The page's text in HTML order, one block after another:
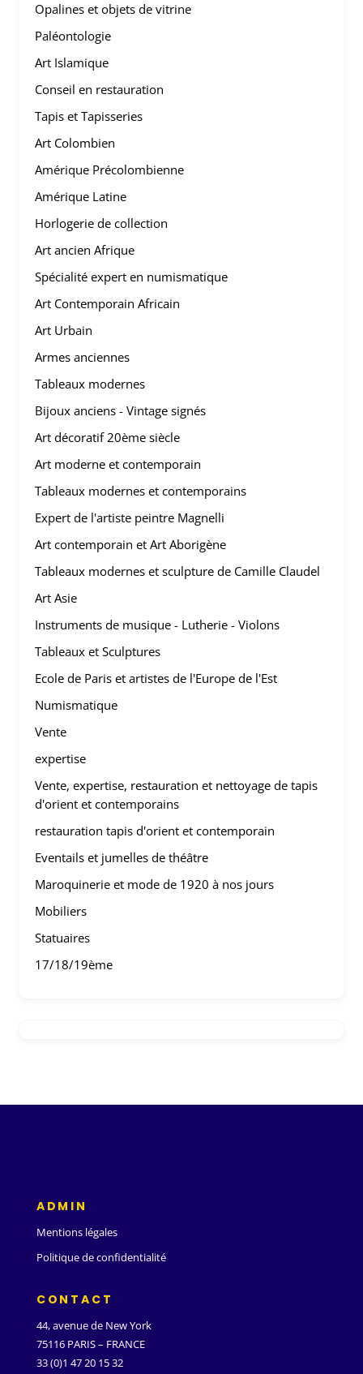
Opalines et objets de vitrine
Paléontologie
Art Islamique
Conseil en restauration
Tapis et Tapisseries
Art Colombien
Amérique Précolombienne
Amérique Latine
Horlogerie de collection
Art ancien Afrique
Spécialité expert en numismatique
Art Contemporain Africain
Art Urbain
Armes anciennes
Tableaux modernes
Bijoux anciens - Vintage signés
Art décoratif 20ème siècle
Art moderne et contemporain
Tableaux modernes et contemporains
Expert de l'artiste peintre Magnelli
Art contemporain et Art Aborigène
Tableaux modernes et sculpture de Camille Claudel
Art Asie
Instruments de musique - Lutherie - Violons
Tableaux et Sculptures
Ecole de Paris et artistes de l'Europe de l'Est
Numismatique
Vente
expertise
Vente, expertise, restauration et nettoyage de tapis
d'orient et contemporains
restauration tapis d'orient et contemporain
Eventails et jumelles de théâtre
Maroquinerie et mode de 1920 à nos jours
Mobiliers
Statuaires
17/18/19ème
ADMIN
Mentions légales
Politique de confidentialité
CONTACT
44, avenue de New York
75116 PARIS – FRANCE
33 (0)1 47 20 15 32